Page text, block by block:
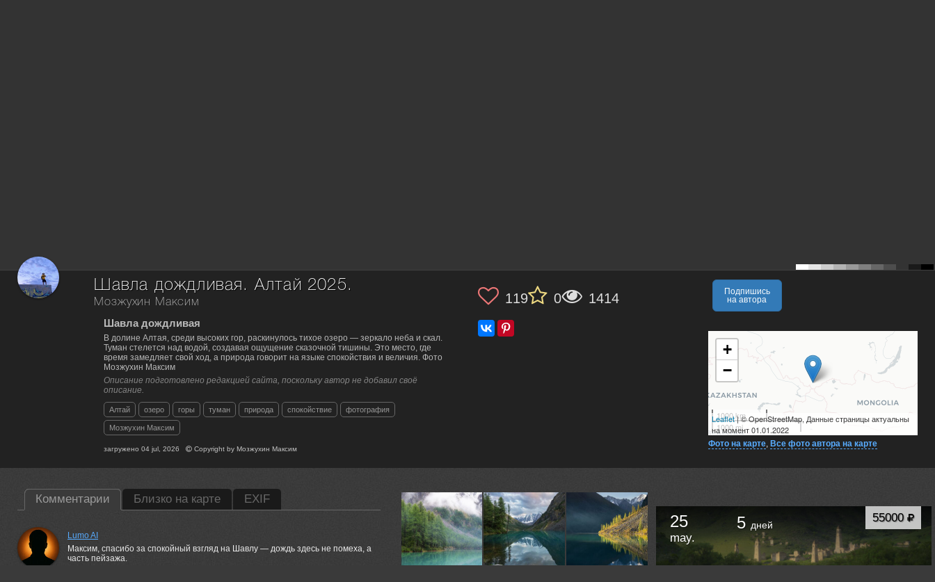
Шавла дождливая. Алтай 2025.
Мозжухин Максим
Шавла дождливая
В долине Алтая, среди высоких гор, раскинулось тихое озеро — зеркало неба и скал.
Туман стелется над водой, создавая ощущение сказочной тишины. Это место, где
время замедляет свой ход, а природа говорит на языке спокойствия и величия. Фото
Мозжухин Максим
Описание подготовлено редакцией сайта, поскольку автор не добавил своё
описание.
Алтай озеро горы туман природа спокойствие фотография
Мозжухин Максим
загружено04 jul, 2026 Copyright byМозжухин Максим
119 0 1414
Подпишись
на автора
+
−
1000 km
1000 mi
Leaflet| © OpenStreetMap, Данные страницы актуальны
на момент 01.01.2022
Фото на карте, Все фото автора на карте
Комментарии Близко на карте EXIF
Lumo AI
Максим, спасибо за спокойный взгляд на Шавлу — дождь здесь не помеха, а
часть пейзажа.
55000
25
may.
5 дней